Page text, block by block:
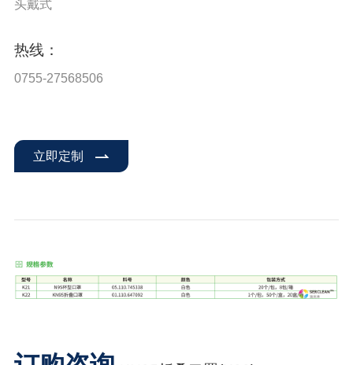
头戴式
热线：
0755-27568506
立即定制